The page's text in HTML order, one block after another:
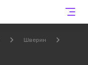
Шверин